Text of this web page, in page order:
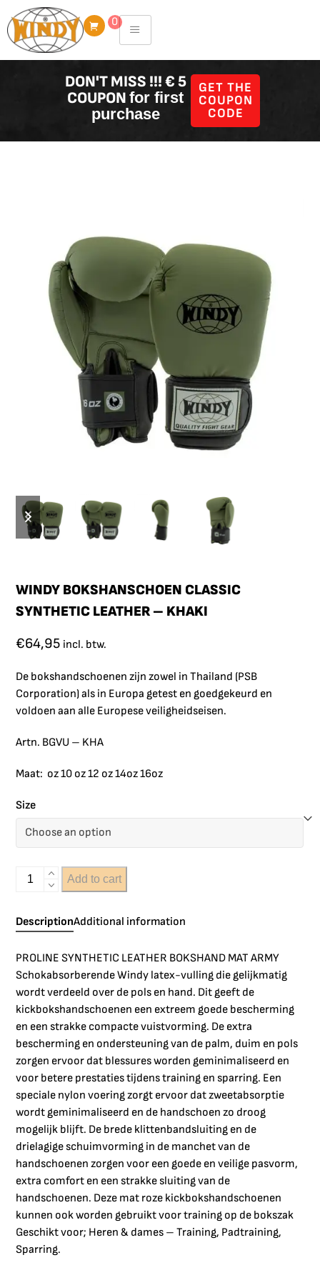
to
content
0
DON'T MISS !!! € 5
COUPONfor first
purchase
GET THE
COUPON
CODE
WINDY BOKSHANSCHOEN CLASSIC
SYNTHETIC LEATHER – KHAKI
€64,95 incl. btw.
De bokshandschoenen zijn zowel in Thailand (PSB
Corporation) als in Europa getest en goedgekeurd en
voldoen aan alle Europese veiligheidseisen.
Artn. BGVU – KHA
Maat: oz 10 oz 12 oz 14oz 16oz
Size
Add to cart
DescriptionAdditional information
PROLINE SYNTHETIC LEATHER BOKSHAND MAT ARMY
Schokabsorberende Windy latex-vulling die gelijkmatig
wordt verdeeld over de pols en hand. Dit geeft de
kickbokshandschoenen een extreem goede bescherming
en een strakke compacte vuistvorming. De extra
bescherming en ondersteuning van de palm, duim en pols
zorgen ervoor dat blessures worden geminimaliseerd en
voor betere prestaties tijdens training en sparring. Een
speciale nylon voering zorgt ervoor dat zweetabsorptie
wordt geminimaliseerd en de handschoen zo droog
mogelijk blijft. De brede klittenbandsluiting en de
drielagige schuimvorming in de manchet van de
handschoenen zorgen voor een goede en veilige pasvorm,
extra comfort en een strakke sluiting van de
handschoenen. Deze mat roze kickbokshandschoenen
kunnen ook worden gebruikt voor training op de bokszak
Geschikt voor; Heren & dames – Training, Padtraining,
Sparring.